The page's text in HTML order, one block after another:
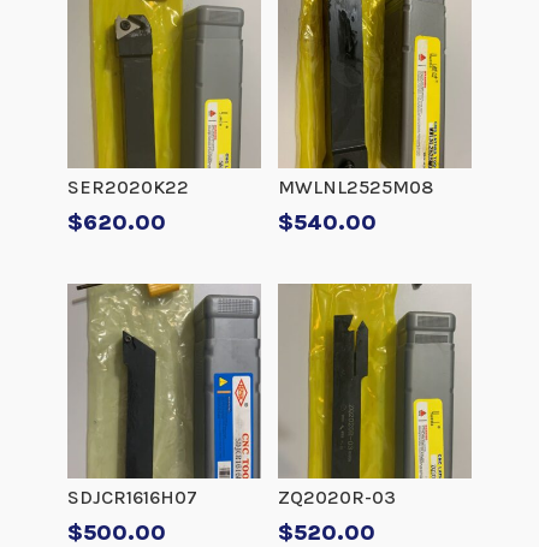
SER2020K22
$620.00
MWLNL2525M08
$540.00
SDJCR1616H07
$500.00
ZQ2020R-03
$520.00